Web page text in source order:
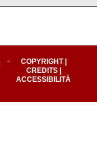
- COPYRIGHT|
CREDITS|
ACCESSIBILITÀ